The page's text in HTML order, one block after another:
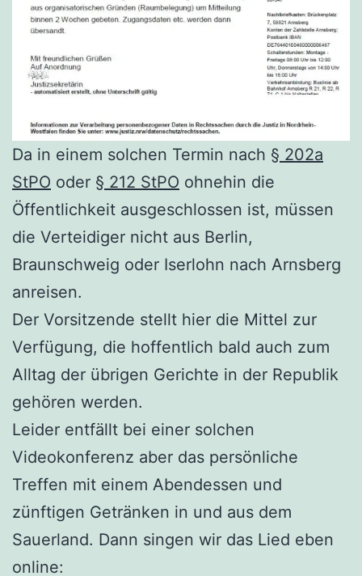
Da in einem solchen Termin nach § 202a
StPO oder § 212 StPO ohnehin die
Öffentlichkeit ausgeschlossen ist, müssen
die Verteidiger nicht aus Berlin,
Braunschweig oder Iserlohn nach Arnsberg
anreisen.
Der Vorsitzende stellt hier die Mittel zur
Verfügung, die hoffentlich bald auch zum
Alltag der übrigen Gerichte in der Republik
gehören werden.
Leider entfällt bei einer solchen
Videokonferenz aber das persönliche
Treffen mit einem Abendessen und
zünftigen Getränken in und aus dem
Sauerland. Dann singen wir das Lied eben
online: